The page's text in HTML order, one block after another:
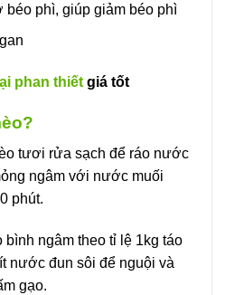
béo phì, giúp giảm béo phì
phan thiết giá tốt
tươi rửa sạch để ráo nước
ngâm với nước muối
phút.
bình ngâm theo tỉ lệ 1kg táo
nước đun sôi để nguội và
gạo.